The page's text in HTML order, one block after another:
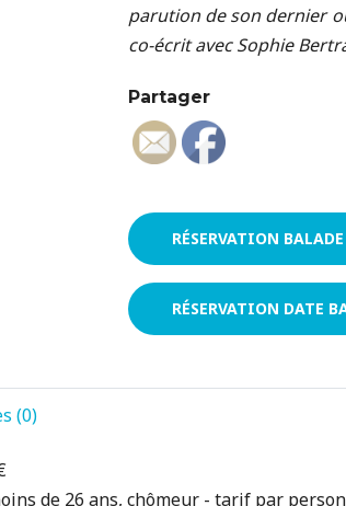
parution de son dernier
co-écrit avec Sophie
Partager
RÉSERVATION
RÉSERVATION DATE
(0)
de 26 ans, chômeur - tarif par